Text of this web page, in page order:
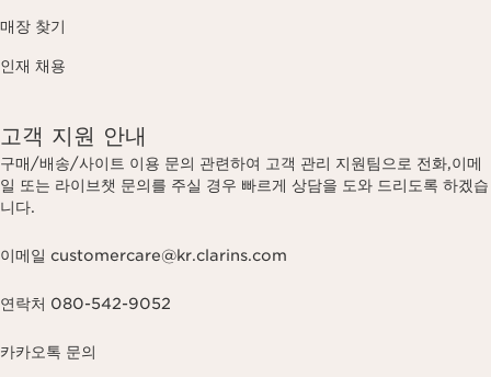
매장 찾기
인재 채용
고객 지원 안내
구매/배송/사이트 이용 문의 관련하여 고객 관리 지원팀으로 전화,이메
일 또는 라이브챗 문의를 주실 경우 빠르게 상담을 도와 드리도록 하겠습
니다.
이메일 customercare@kr.clarins.com
연락처 080-542-9052
카카오톡 문의